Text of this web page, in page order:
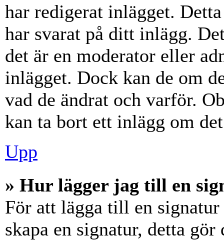
har redigerat inlägget.
har svarat på ditt inlägg.
det är en moderator eller
inlägget. Dock kan de om
vad de ändrat och varför.
kan ta bort ett inlägg om
Upp
» Hur lägger jag till en
För att lägga till en
skapa en signatur, detta